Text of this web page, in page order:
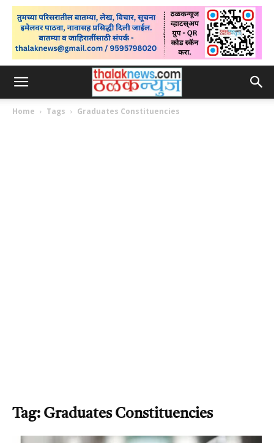
Home Tags Graduates Constituencies
Tag: Graduates Constituencies